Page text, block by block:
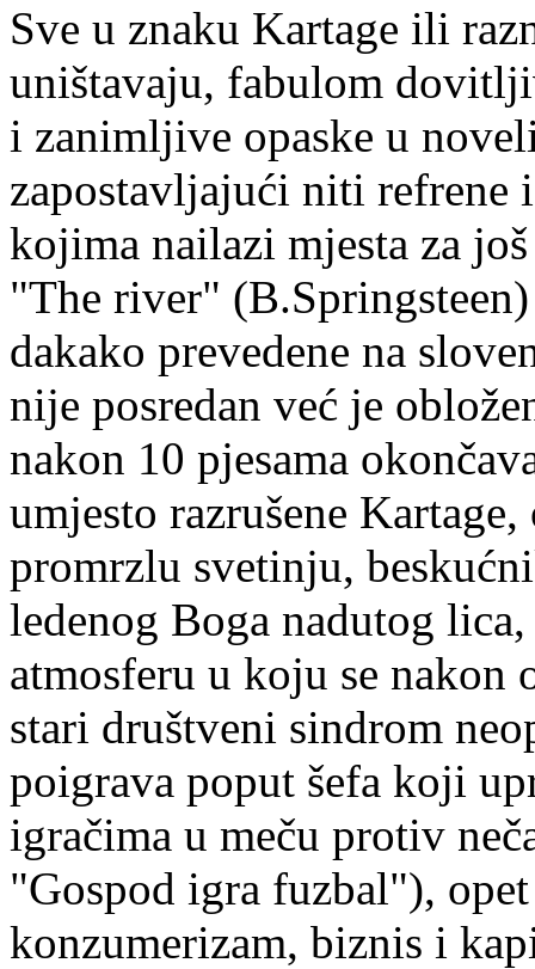
Sve u znaku Kartage ili
uništavaju, fabulom
i zanimljive opaske u
zapostavljajući niti refrene
kojima nailazi mjesta za
"The river"
dakako prevedene na
nije posredan već je
nakon 10 pjesama
umjesto razrušene
promrzlu svetinju,
ledenog Boga nadutog
atmosferu u koju se
stari društveni sindrom
poigrava poput šefa koji
igračima u meču protiv
"Gospod igra fuzbal"),
konzumerizam, biznis i